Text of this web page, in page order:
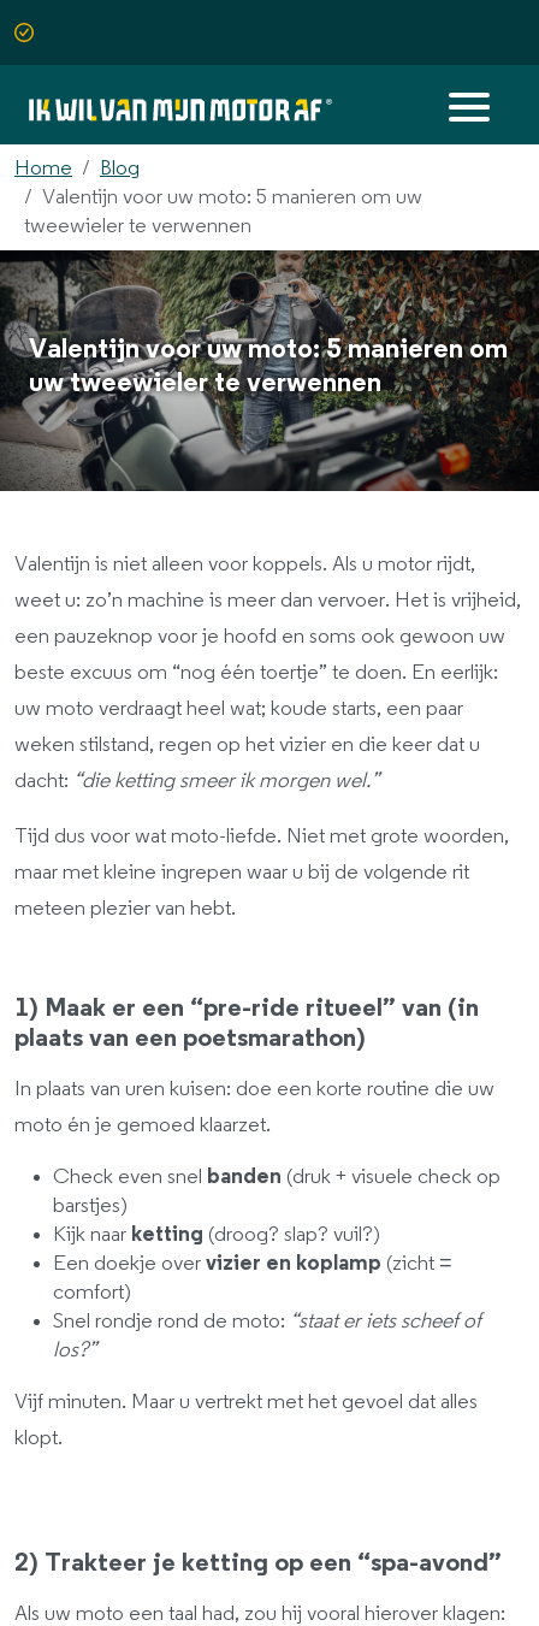
Home
Blog
Valentijn voor uw moto: 5 manieren om uw
tweewieler te verwennen
Valentijn voor uw moto: 5 manieren om
uw tweewieler te verwennen
Valentijn is niet alleen voor koppels. Als u motor rijdt,
weet u: zo’n machine is meer dan vervoer. Het is vrijheid,
een pauzeknop voor je hoofd en soms ook gewoon uw
beste excuus om “nog één toertje” te doen. En eerlijk:
uw moto verdraagt heel wat; koude starts, een paar
weken stilstand, regen op het vizier en die keer dat u
dacht: “die ketting smeer ik morgen wel.”
Tijd dus voor wat moto-liefde. Niet met grote woorden,
maar met kleine ingrepen waar u bij de volgende rit
meteen plezier van hebt.
1) Maak er een “pre-ride ritueel” van (in
plaats van een poetsmarathon)
In plaats van uren kuisen: doe een korte routine die uw
moto én je gemoed klaarzet.
Check even snel banden (druk + visuele check op
barstjes)
Kijk naar ketting (droog? slap? vuil?)
Een doekje over vizier en koplamp (zicht =
comfort)
Snel rondje rond de moto: “staat er iets scheef of
los?”
Vijf minuten. Maar u vertrekt met het gevoel dat alles
klopt.
2) Trakteer je ketting op een “spa-avond”
Als uw moto een taal had, zou hij vooral hierover klagen: